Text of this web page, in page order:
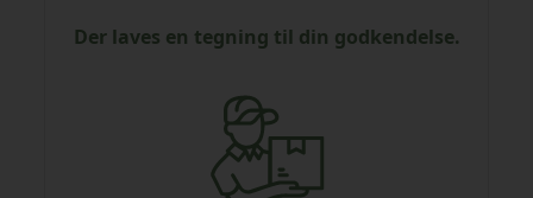
Der laves en tegning til din godkendelse.